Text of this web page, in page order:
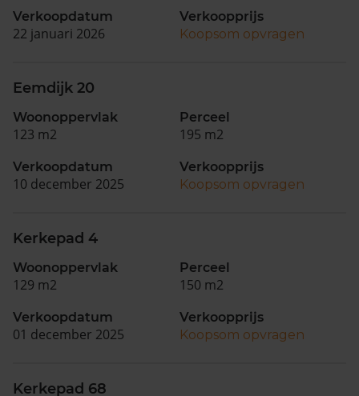
Verkoopdatum
22 januari 2026
Verkoopprijs
Koopsom opvragen
Eemdijk 20
Woonoppervlak
123 m2
Perceel
195 m2
Verkoopdatum
10 december 2025
Verkoopprijs
Koopsom opvragen
Kerkepad 4
Woonoppervlak
129 m2
Perceel
150 m2
Verkoopdatum
01 december 2025
Verkoopprijs
Koopsom opvragen
Kerkepad 68